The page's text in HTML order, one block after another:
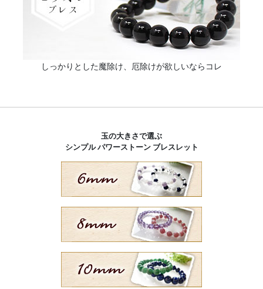
しっかりとした魔除け、厄除けが欲しいならコレ
玉の大きさで選ぶ
シンプル パワーストーン ブレスレット